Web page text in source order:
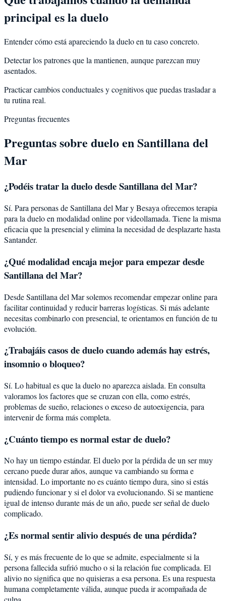
principal es la duelo
Entender cómo está apareciendo la duelo en tu caso concreto.
Detectar los patrones que la mantienen, aunque parezcan muy
asentados.
Practicar cambios conductuales y cognitivos que puedas trasladar a
tu rutina real.
Preguntas frecuentes
Preguntas sobre dueloenSantillana del
Mar
¿Podéis tratar laduelodesdeSantillana del Mar?
Sí. Para personas de Santillana del Mar y Besaya ofrecemos terapia
para la duelo en modalidad online por videollamada. Tiene la misma
eficacia que la presencial y elimina la necesidad de desplazarte hasta
Santander.
¿Qué modalidad encaja mejor para empezar desde
Santillana del Mar?
Desde Santillana del Mar solemos recomendar empezar online para
facilitar continuidad y reducir barreras logísticas. Si más adelante
necesitas combinarlo con presencial, te orientamos en función de tu
evolución.
¿Trabajáis casos de duelo cuando además hay estrés,
insomnio o bloqueo?
Sí. Lo habitual es que la duelo no aparezca aislada. En consulta
valoramos los factores que se cruzan con ella, como estrés,
problemas de sueño, relaciones o exceso de autoexigencia, para
intervenir de forma más completa.
¿Cuánto tiempo es normal estar de duelo?
No hay un tiempo estándar. El duelo por la pérdida de un ser muy
cercano puede durar años, aunque va cambiando su forma e
intensidad. Lo importante no es cuánto tiempo dura, sino si estás
pudiendo funcionar y si el dolor va evolucionando. Si se mantiene
igual de intenso durante más de un año, puede ser señal de duelo
complicado.
¿Es normal sentir alivio después de una pérdida?
Sí, y es más frecuente de lo que se admite, especialmente si la
persona fallecida sufrió mucho o si la relación fue complicada. El
alivio no significa que no quisieras a esa persona. Es una respuesta
humana completamente válida, aunque pueda ir acompañada de